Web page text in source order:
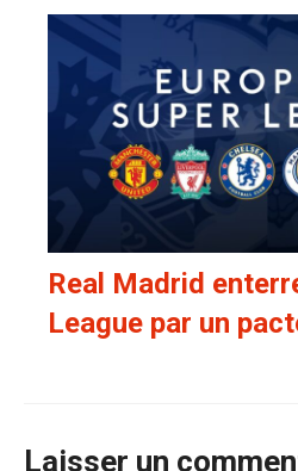
Real Madrid
League par un
Laisser un